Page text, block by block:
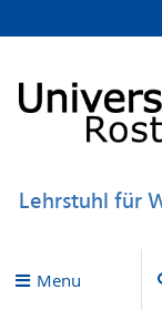
Lehrstuhl für
Menu